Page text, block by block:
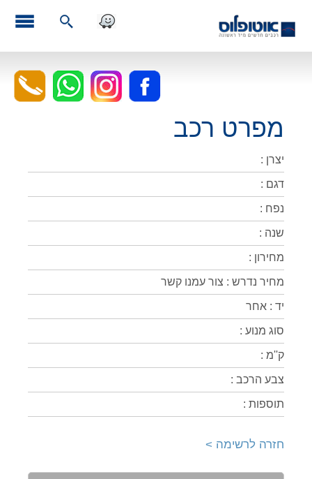
מפרט רכב
יצרן :
דגם :
נפח :
שנה :
מחירון :
מחיר נדרש : צור עמנו קשר
יד : אחר
סוג מנוע :
ק''מ :
צבע הרכב :
תוספות :
חזרה לרשימה >